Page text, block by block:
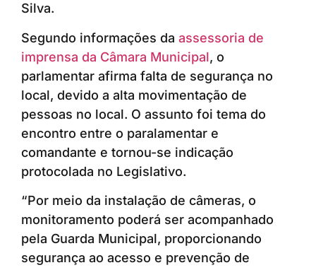
Silva.
Segundo informações da assessoria de
imprensa da Câmara Municipal, o
parlamentar afirma falta de segurança no
local, devido a alta movimentação de
pessoas no local. O assunto foi tema do
encontro entre o paralamentar e
comandante e tornou-se indicação
protocolada no Legislativo.
“Por meio da instalação de câmeras, o
monitoramento poderá ser acompanhado
pela Guarda Municipal, proporcionando
segurança ao acesso e prevenção de